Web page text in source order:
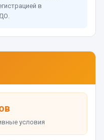
в
условия